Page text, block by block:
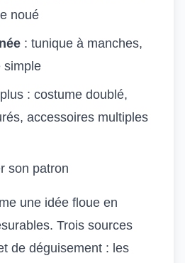
noué
: tunique à manches,
simple
: costume doublé,
accessoires multiples
son patron
une idée floue en
Trois sources
de déguisement : les